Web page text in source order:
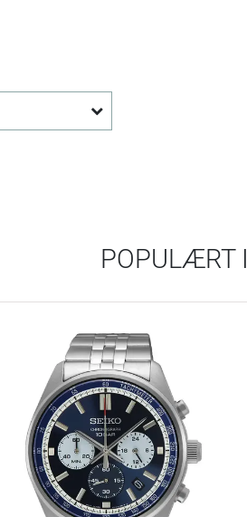
POPULÆRT I